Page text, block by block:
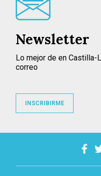
Newsletter
Lo mejor de en Castilla-
correo
INSCRIBIRME